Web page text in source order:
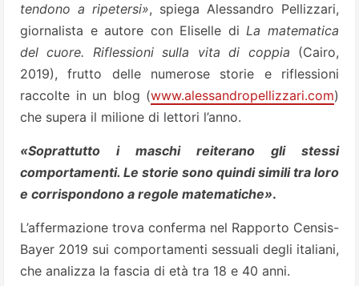
tendono a ripetersi», spiega Alessandro Pellizzari,
giornalista e autore con Eliselle diLa matematica
del cuore. Riflessioni sulla vita di coppia (Cairo,
2019), frutto delle numerose storie e riflessioni
raccolte in un blog (www.alessandropellizzari.com)
che supera il milione di lettori l’anno.
«Soprattutto i maschi reiterano gli stessi
comportamenti. Le storie sono quindi simili tra loro
e corrispondono a regole matematiche».
L’affermazione trova conferma nel Rapporto Censis-
Bayer 2019 sui comportamenti sessuali degli italiani,
che analizza la fascia di età tra 18 e 40 anni.